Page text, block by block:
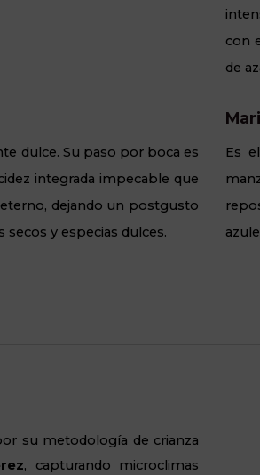
con
de
dulce. Su paso por boca es
integrada impecable que
dejando un postgusto
y especias dulces.
Es
su metodología de crianza
, capturando microclimas